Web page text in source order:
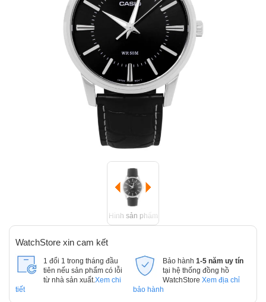
Hình sản phẩm
WatchStore xin cam kết
1 đổi 1 trong tháng đầu
tiên nếu sản phẩm có lỗi
từ nhà sản xuất. Xem chi
tiết
Bảo hành 1-5 năm uy tín
tại hệ thống đồng hồ
WatchStore Xem địa chỉ
bảo hành